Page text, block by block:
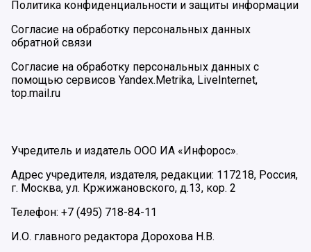
Политика конфиденциальности и защиты информации
Согласие на обработку персональных данных
обратной связи
Согласие на обработку персональных данных с
помощью сервисов Yandex.Metrika, LiveInternet,
top.mail.ru
Учредитель и издатель ООО ИА «Инфорос».
Адрес учредителя, издателя, редакции: 117218, Россия,
г. Москва, ул. Кржижановского, д.13, кор. 2
Телефон: +7 (495) 718-84-11
И.О. главного редактора Дорохова Н.В.